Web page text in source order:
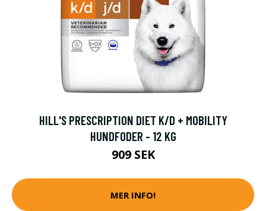
HILL'S PRESCRIPTION DIET K/D + MOBILITY
HUNDFODER - 12 KG
909 SEK
MER INFO!